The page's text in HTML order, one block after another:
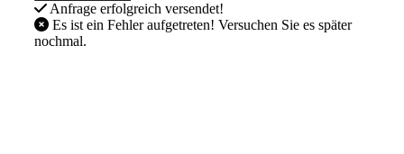
Anfrage erfolgreich versendet!
Es ist ein Fehler aufgetreten! Versuchen Sie es später
nochmal.